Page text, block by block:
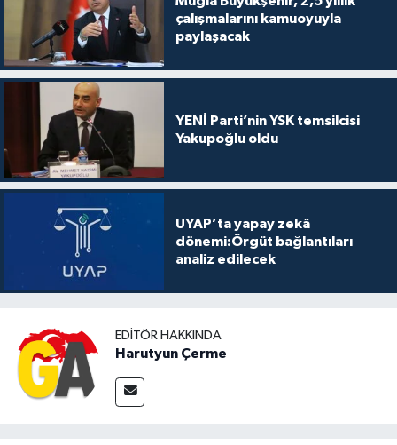
çalışmalarını kamuoyuyla
paylaşacak
YENİ Parti’nin YSK temsilcisi
Yakupoğlu oldu
UYAP’ta yapay zekâ
dönemi:Örgüt bağlantıları
analiz edilecek
EDITÖR HAKKINDA
Harutyun Çerme